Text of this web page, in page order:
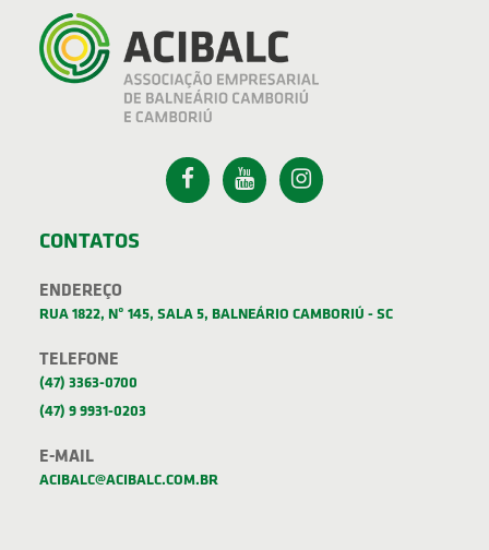
CONTATOS
ENDEREÇO
RUA 1822, Nº 145, SALA 5, BALNEÁRIO CAMBORIÚ - SC
TELEFONE
(47) 3363-0700
(47) 9 9931-0203
E-MAIL
ACIBALC@ACIBALC.COM.BR